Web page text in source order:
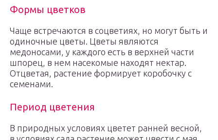
Формы цветков
Чаще встречаются в соцветиях, но могут быть и
одиночные цветы. Цветы являются
медоносами, у каждого есть в верхней части
шпорец, в нем насекомые находят нектар.
Отцветая, растение формирует коробочку с
семенами.
Период цветения
В природных условиях цветет ранней весной,